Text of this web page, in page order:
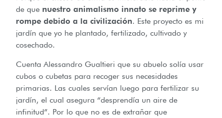
de que nuestro animalismo innato se reprime y
rompe debido a la civilización. Este proyecto es mi
jardín que yo he plantado, fertilizado, cultivado y
cosechado.
Cuenta Alessandro Gualtieri que su abuelo solía usar
cubos o cubetas para recoger sus necesidades
primarias. Las cuales servían luego para fertilizar su
jardín, el cual asegura “desprendía un aire de
infinitud”. Por lo que no es de extrañar que